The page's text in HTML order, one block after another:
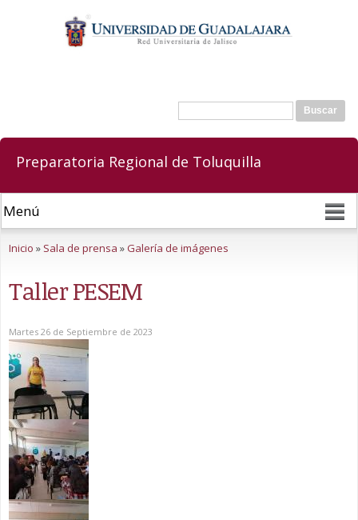
contenido
principal
Formulario de búsqueda
Buscar
Preparatoria Regional de Toluquilla
Inicio » Sala de prensa »Galería de imágenes
Taller PESEM
Martes 26 de Septiembre de 2023